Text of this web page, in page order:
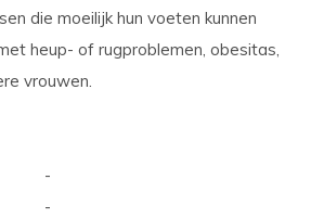
die moeilijk hun voeten kunnen
heup- of rugproblemen, obesitas,
vrouwen.
-
-